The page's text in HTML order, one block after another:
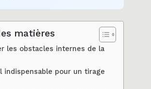
matières
les obstacles internes de la
indispensable pour un tirage